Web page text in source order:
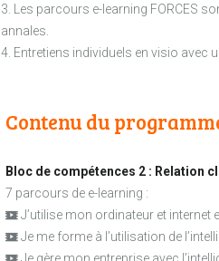
3. Les parcours e-learning FORCES
annales.
4. Entretiens individuels en visio avec
Contenu du
Bloc de compétences 2 : Relation
7 parcours de e-learning :
J’utilise mon ordinateur et internet
Je me forme à l’utilisation de